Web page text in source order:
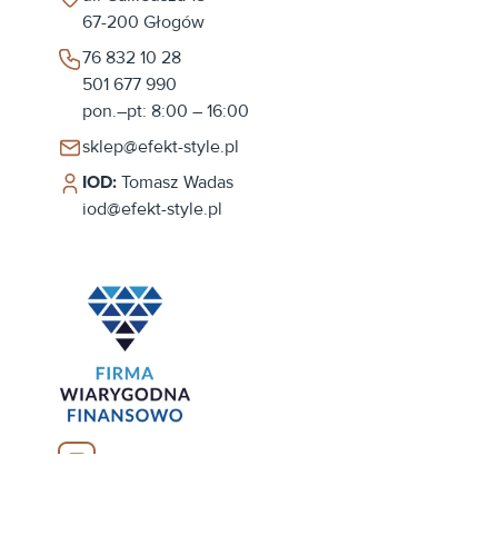
67-200 Głogów
76 832 10 28
501 677 990
pon.–pt: 8:00 – 16:00
sklep@efekt-style.pl
IOD: Tomasz Wadas
iod@efekt-style.pl